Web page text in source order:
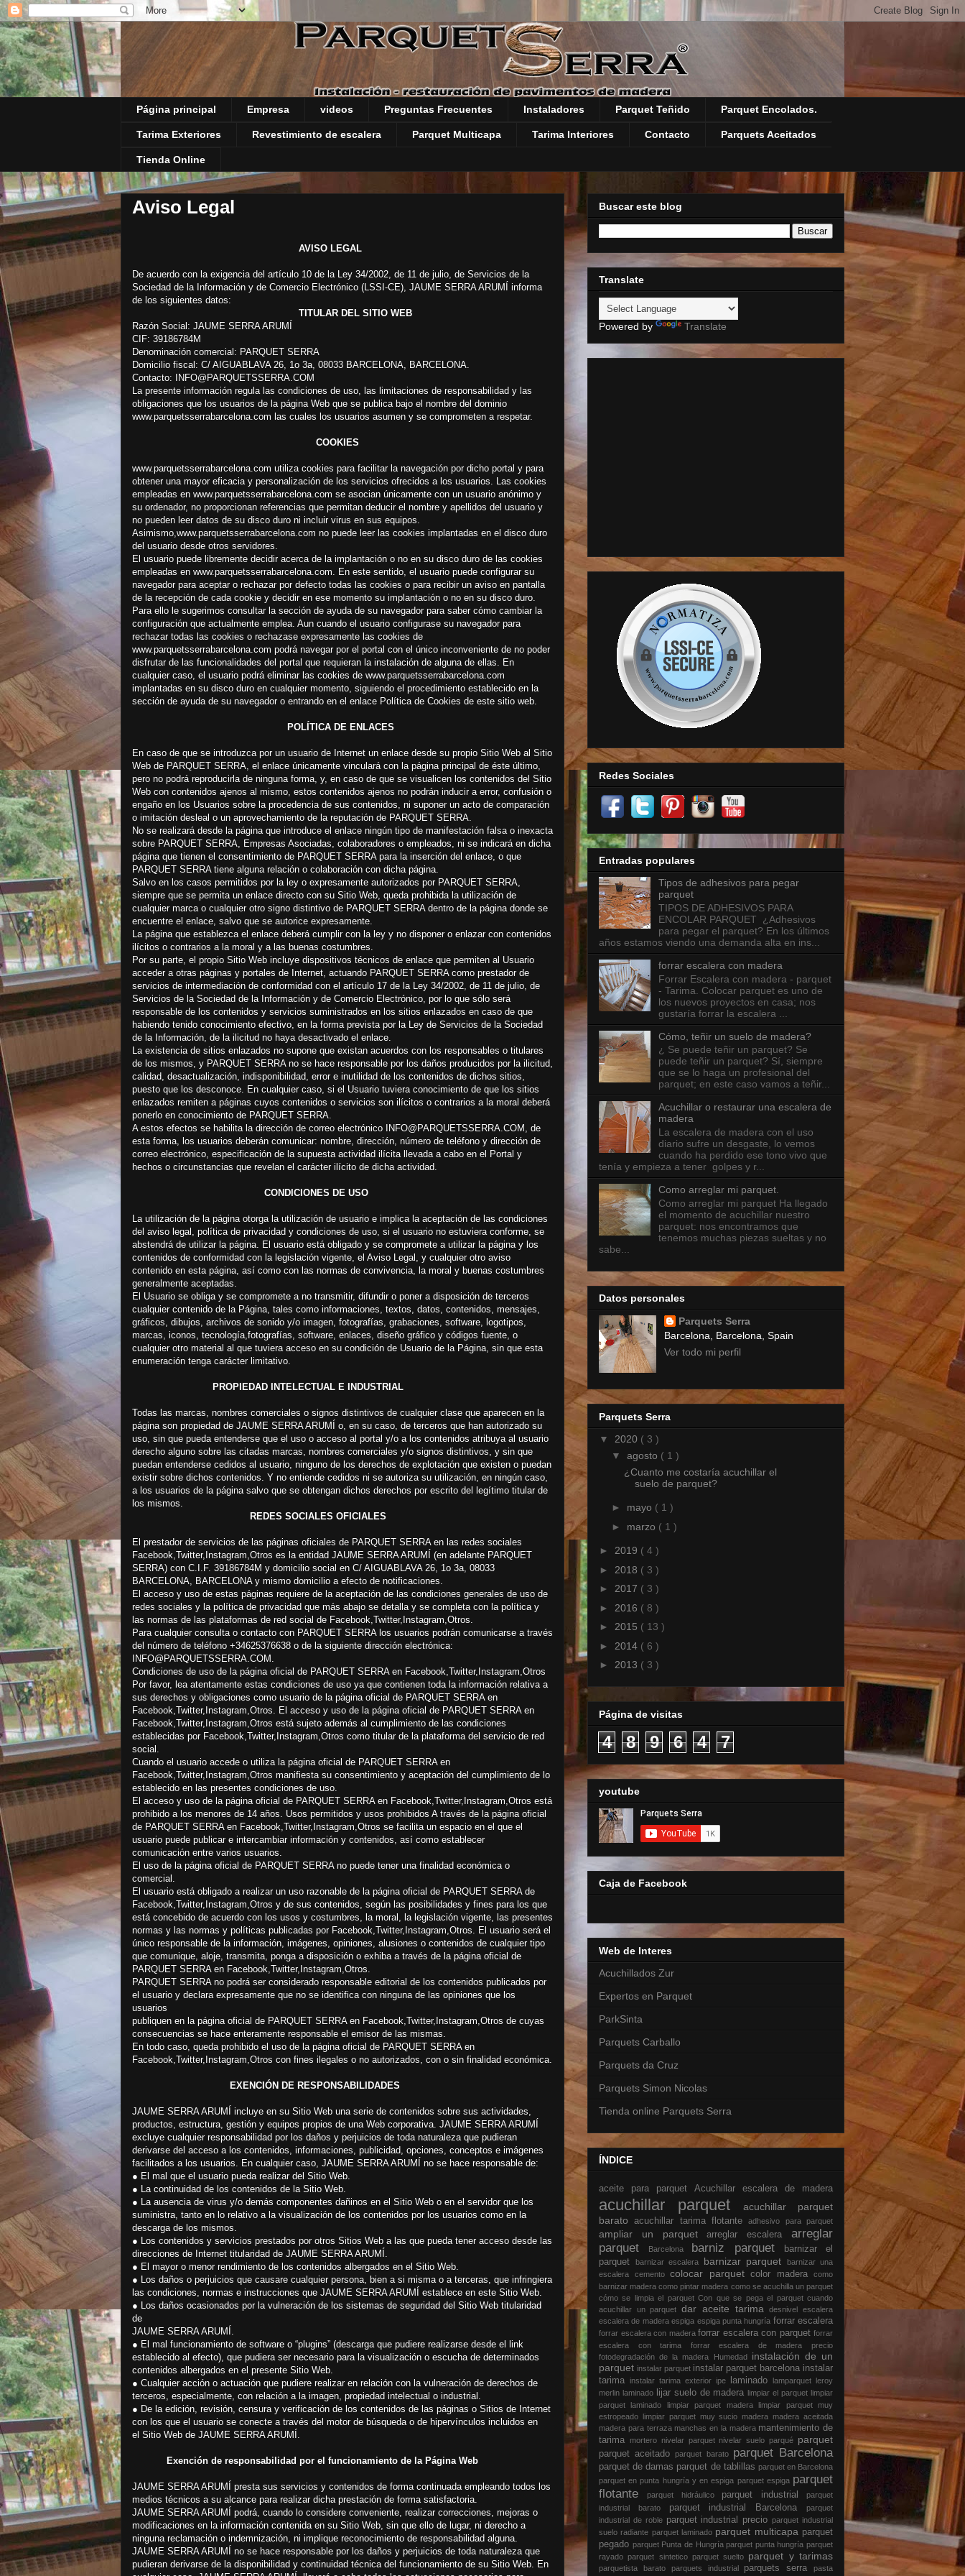
Página principal Empresa videos Preguntas Frecuentes Instaladores Parquet Teñido Parquet Encolados.
Tarima Exteriores Revestimiento de escalera Parquet Multicapa Tarima Interiores Contacto Parquets Aceitados
Tienda Online
Aviso Legal
AVISO LEGAL
De acuerdo con la exigencia del artículo 10 de la Ley 34/2002, de 11 de julio, de Servicios de la
Sociedad de la Información y de Comercio Electrónico (LSSI-CE), JAUME SERRA ARUMÍ informa
de los siguientes datos:
TITULAR DEL SITIO WEB
Razón Social: JAUME SERRA ARUMÍ
CIF: 39186784M
Denominación comercial: PARQUET SERRA
Domicilio fiscal: C/ AIGUABLAVA 26, 1o 3a, 08033 BARCELONA, BARCELONA.
Contacto: INFO@PARQUETSSERRA.COM
La presente información regula las condiciones de uso, las limitaciones de responsabilidad y las
obligaciones que los usuarios de la página Web que se publica bajo el nombre del dominio
www.parquetsserrabarcelona.com las cuales los usuarios asumen y se comprometen a respetar.
COOKIES
www.parquetsserrabarcelona.com utiliza cookies para facilitar la navegación por dicho portal y para
obtener una mayor eficacia y personalización de los servicios ofrecidos a los usuarios. Las cookies
empleadas en www.parquetsserrabarcelona.com se asocian únicamente con un usuario anónimo y
su ordenador, no proporcionan referencias que permitan deducir el nombre y apellidos del usuario y
no pueden leer datos de su disco duro ni incluir virus en sus equipos.
Asimismo,www.parquetsserrabarcelona.com no puede leer las cookies implantadas en el disco duro
del usuario desde otros servidores.
El usuario puede libremente decidir acerca de la implantación o no en su disco duro de las cookies
empleadas en www.parquetsserrabarcelona.com. En este sentido, el usuario puede configurar su
navegador para aceptar o rechazar por defecto todas las cookies o para recibir un aviso en pantalla
de la recepción de cada cookie y decidir en ese momento su implantación o no en su disco duro.
Para ello le sugerimos consultar la sección de ayuda de su navegador para saber cómo cambiar la
configuración que actualmente emplea. Aun cuando el usuario configurase su navegador para
rechazar todas las cookies o rechazase expresamente las cookies de
www.parquetsserrabarcelona.com podrá navegar por el portal con el único inconveniente de no poder
disfrutar de las funcionalidades del portal que requieran la instalación de alguna de ellas. En
cualquier caso, el usuario podrá eliminar las cookies de www.parquetsserrabarcelona.com
implantadas en su disco duro en cualquier momento, siguiendo el procedimiento establecido en la
sección de ayuda de su navegador o entrando en el enlace Política de Cookies de este sitio web.
POLÍTICA DE ENLACES
En caso de que se introduzca por un usuario de Internet un enlace desde su propio Sitio Web al Sitio
Web de PARQUET SERRA, el enlace únicamente vinculará con la página principal de éste último,
pero no podrá reproducirla de ninguna forma, y, en caso de que se visualicen los contenidos del Sitio
Web con contenidos ajenos al mismo, estos contenidos ajenos no podrán inducir a error, confusión o
engaño en los Usuarios sobre la procedencia de sus contenidos, ni suponer un acto de comparación
o imitación desleal o un aprovechamiento de la reputación de PARQUET SERRA.
No se realizará desde la página que introduce el enlace ningún tipo de manifestación falsa o inexacta
sobre PARQUET SERRA, Empresas Asociadas, colaboradores o empleados, ni se indicará en dicha
página que tienen el consentimiento de PARQUET SERRA para la inserción del enlace, o que
PARQUET SERRA tiene alguna relación o colaboración con dicha página.
Salvo en los casos permitidos por la ley o expresamente autorizados por PARQUET SERRA,
siempre que se permita un enlace directo con su Sitio Web, queda prohibida la utilización de
cualquier marca o cualquier otro signo distintivo de PARQUET SERRA dentro de la página donde se
encuentre el enlace, salvo que se autorice expresamente.
La página que establezca el enlace deberá cumplir con la ley y no disponer o enlazar con contenidos
ilícitos o contrarios a la moral y a las buenas costumbres.
Por su parte, el propio Sitio Web incluye dispositivos técnicos de enlace que permiten al Usuario
acceder a otras páginas y portales de Internet, actuando PARQUET SERRA como prestador de
servicios de intermediación de conformidad con el artículo 17 de la Ley 34/2002, de 11 de julio, de
Servicios de la Sociedad de la Información y de Comercio Electrónico, por lo que sólo será
responsable de los contenidos y servicios suministrados en los sitios enlazados en caso de que
habiendo tenido conocimiento efectivo, en la forma prevista por la Ley de Servicios de la Sociedad
de la Información, de la ilicitud no haya desactivado el enlace.
La existencia de sitios enlazados no supone que existan acuerdos con los responsables o titulares
de los mismos, y PARQUET SERRA no se hace responsable por los daños producidos por la ilicitud,
calidad, desactualización, indisponibilidad, error e inutilidad de los contenidos de dichos sitios,
puesto que los desconoce. En cualquier caso, si el Usuario tuviera conocimiento de que los sitios
enlazados remiten a páginas cuyos contenidos o servicios son ilícitos o contrarios a la moral deberá
ponerlo en conocimiento de PARQUET SERRA.
A estos efectos se habilita la dirección de correo electrónico INFO@PARQUETSSERRA.COM, de
esta forma, los usuarios deberán comunicar: nombre, dirección, número de teléfono y dirección de
correo electrónico, especificación de la supuesta actividad ilícita llevada a cabo en el Portal y
hechos o circunstancias que revelan el carácter ilícito de dicha actividad.
CONDICIONES DE USO
La utilización de la página otorga la utilización de usuario e implica la aceptación de las condiciones
del aviso legal, política de privacidad y condiciones de uso, si el usuario no estuviera conforme, se
abstendrá de utilizar la página. El usuario está obligado y se compromete a utilizar la página y los
contenidos de conformidad con la legislación vigente, el Aviso Legal, y cualquier otro aviso
contenido en esta página, así como con las normas de convivencia, la moral y buenas costumbres
generalmente aceptadas.
El Usuario se obliga y se compromete a no transmitir, difundir o poner a disposición de terceros
cualquier contenido de la Página, tales como informaciones, textos, datos, contenidos, mensajes,
gráficos, dibujos, archivos de sonido y/o imagen, fotografías, grabaciones, software, logotipos,
marcas, iconos, tecnología,fotografías, software, enlaces, diseño gráfico y códigos fuente, o
cualquier otro material al que tuviera acceso en su condición de Usuario de la Página, sin que esta
enumeración tenga carácter limitativo.
PROPIEDAD INTELECTUAL E INDUSTRIAL
Todas las marcas, nombres comerciales o signos distintivos de cualquier clase que aparecen en la
página son propiedad de JAUME SERRA ARUMÍ o, en su caso, de terceros que han autorizado su
uso, sin que pueda entenderse que el uso o acceso al portal y/o a los contenidos atribuya al usuario
derecho alguno sobre las citadas marcas, nombres comerciales y/o signos distintivos, y sin que
puedan entenderse cedidos al usuario, ninguno de los derechos de explotación que existen o puedan
existir sobre dichos contenidos. Y no entiende cedidos ni se autoriza su utilización, en ningún caso,
a los usuarios de la página salvo que se obtengan dichos derechos por escrito del legítimo titular de
los mismos.
REDES SOCIALES OFICIALES
El prestador de servicios de las páginas oficiales de PARQUET SERRA en las redes sociales
Facebook,Twitter,Instagram,Otros es la entidad JAUME SERRA ARUMÍ (en adelante PARQUET
SERRA) con C.I.F. 39186784M y domicilio social en C/ AIGUABLAVA 26, 1o 3a, 08033
BARCELONA, BARCELONA y mismo domicilio a efecto de notificaciones.
El acceso y uso de estas páginas requiere de la aceptación de las condiciones generales de uso de
redes sociales y la política de privacidad que más abajo se detalla y se completa con la política y
las normas de las plataformas de red social de Facebook,Twitter,Instagram,Otros.
Para cualquier consulta o contacto con PARQUET SERRA los usuarios podrán comunicarse a través
del número de teléfono +34625376638 o de la siguiente dirección electrónica:
INFO@PARQUETSSERRA.COM.
Condiciones de uso de la página oficial de PARQUET SERRA en Facebook,Twitter,Instagram,Otros
Por favor, lea atentamente estas condiciones de uso ya que contienen toda la información relativa a
sus derechos y obligaciones como usuario de la página oficial de PARQUET SERRA en
Facebook,Twitter,Instagram,Otros. El acceso y uso de la página oficial de PARQUET SERRA en
Facebook,Twitter,Instagram,Otros está sujeto además al cumplimiento de las condiciones
establecidas por Facebook,Twitter,Instagram,Otros como titular de la plataforma del servicio de red
social.
Cuando el usuario accede o utiliza la página oficial de PARQUET SERRA en
Facebook,Twitter,Instagram,Otros manifiesta su consentimiento y aceptación del cumplimiento de lo
establecido en las presentes condiciones de uso.
El acceso y uso de la página oficial de PARQUET SERRA en Facebook,Twitter,Instagram,Otros está
prohibido a los menores de 14 años. Usos permitidos y usos prohibidos A través de la página oficial
de PARQUET SERRA en Facebook,Twitter,Instagram,Otros se facilita un espacio en el que el
usuario puede publicar e intercambiar información y contenidos, así como establecer
comunicación entre varios usuarios.
El uso de la página oficial de PARQUET SERRA no puede tener una finalidad económica o
comercial.
El usuario está obligado a realizar un uso razonable de la página oficial de PARQUET SERRA de
Facebook,Twitter,Instagram,Otros y de sus contenidos, según las posibilidades y fines para los que
está concebido de acuerdo con los usos y costumbres, la moral, la legislación vigente, las presentes
normas y las normas y políticas publicadas por Facebook,Twitter,Instagram,Otros. El usuario será el
único responsable de la información, imágenes, opiniones, alusiones o contenidos de cualquier tipo
que comunique, aloje, transmita, ponga a disposición o exhiba a través de la página oficial de
PARQUET SERRA en Facebook,Twitter,Instagram,Otros.
PARQUET SERRA no podrá ser considerado responsable editorial de los contenidos publicados por
el usuario y declara expresamente que no se identifica con ninguna de las opiniones que los
usuarios
publiquen en la página oficial de PARQUET SERRA en Facebook,Twitter,Instagram,Otros de cuyas
consecuencias se hace enteramente responsable el emisor de las mismas.
En todo caso, queda prohibido el uso de la página oficial de PARQUET SERRA en
Facebook,Twitter,Instagram,Otros con fines ilegales o no autorizados, con o sin finalidad económica.
EXENCIÓN DE RESPONSABILIDADES
JAUME SERRA ARUMÍ incluye en su Sitio Web una serie de contenidos sobre sus actividades,
productos, estructura, gestión y equipos propios de una Web corporativa. JAUME SERRA ARUMÍ
excluye cualquier responsabilidad por los daños y perjuicios de toda naturaleza que pudieran
derivarse del acceso a los contenidos, informaciones, publicidad, opciones, conceptos e imágenes
facilitados a los usuarios. En cualquier caso, JAUME SERRA ARUMÍ no se hace responsable de:
● El mal que el usuario pueda realizar del Sitio Web.
● La continuidad de los contenidos de la Sitio Web.
● La ausencia de virus y/o demás componentes dañinos en el Sitio Web o en el servidor que los
suministra, tanto en lo relativo a la visualización de los contenidos por los usuarios como en la
descarga de los mismos.
● Los contenidos y servicios prestados por otros Sitios Web a las que pueda tener acceso desde las
direcciones de Internet titularidad de JAUME SERRA ARUMÍ.
● El mayor o menor rendimiento de los contenidos albergados en el Sitio Web.
● Los daños o perjuicios que causare cualquier persona, bien a si misma o a terceras, que infringiera
las condiciones, normas e instrucciones que JAUME SERRA ARUMÍ establece en este Sitio Web.
● Los daños ocasionados por la vulneración de los sistemas de seguridad del Sitio Web titularidad
de
JAUME SERRA ARUMÍ.
● El mal funcionamiento de software o “plugins” (descarga que pudiere realizarse desde el link
establecido al efecto), que pudiera ser necesario para la visualización o escucha de determinados
contenidos albergados en el presente Sitio Web.
● Cualquier acción o actuación que pudiere realizar en relación con la vulneración de derechos de
terceros, especialmente, con relación a la imagen, propiedad intelectual o industrial.
● De la edición, revisión, censura y verificación de los contenidos de las páginas o Sitios de Internet
con los que el usuario se conecte a través del motor de búsqueda o de hipervínculos incluidos en
el Sitio Web de JAUME SERRA ARUMÍ.
Exención de responsabilidad por el funcionamiento de la Página Web
JAUME SERRA ARUMÍ presta sus servicios y contenidos de forma continuada empleando todos los
medios técnicos a su alcance para realizar dicha prestación de forma satisfactoria.
JAUME SERRA ARUMÍ podrá, cuando lo considere conveniente, realizar correcciones, mejoras o
modificaciones en la información contenida en su Sitio Web, sin que ello de lugar, ni derecho a
ninguna reclamación o indemnización, ni implique reconocimiento de responsabilidad alguna.
JAUME SERRA ARUMÍ no se hace responsable por los daños y perjuicios de toda naturaleza que
pudieran derivarse de la disponibilidad y continuidad técnica del funcionamiento de su Sitio Web. En
Buscar este blog
Translate
Powered by Translate
Redes Sociales
Entradas populares
Tipos de adhesivos para pegar
parquet
TIPOS DE ADHESIVOS PARA
ENCOLAR PARQUET ¿Adhesivos
para pegar el parquet? En los últimos
años estamos viendo una demanda alta en ins...
forrar escalera con madera
Forrar Escalera con madera - parquet
- Tarima. Colocar parquet es uno de
los nuevos proyectos en casa; nos
gustaría forrar la escalera ...
Cómo, teñir un suelo de madera?
¿ Se puede teñir un parquet? Se
puede teñir un parquet? Sí, siempre
que se lo haga un profesional del
parquet; en este caso vamos a teñir...
Acuchillar o restaurar una escalera de
madera
La escalera de madera con el uso
diario sufre un desgaste, lo vemos
cuando ha perdido ese tono vivo que
tenía y empieza a tener golpes y r...
Como arreglar mi parquet.
Como arreglar mi parquet Ha llegado
el momento de acuchillar nuestro
parquet: nos encontramos que
tenemos muchas piezas sueltas y no
sabe...
Datos personales
Parquets Serra
Barcelona, Barcelona, Spain
Ver todo mi perfil
Parquets Serra
▼ 2020 ( 3 )
▼ agosto ( 1 )
¿Cuanto me costaría acuchillar el
suelo de parquet?
► mayo ( 1 )
► marzo ( 1 )
► 2019 ( 4 )
► 2018 ( 3 )
► 2017 ( 3 )
► 2016 ( 8 )
► 2015 ( 13 )
► 2014 ( 6 )
► 2013 ( 3 )
Página de visitas
4 8 9 6 4 7
youtube
Caja de Facebook
Web de Interes
Acuchillados Zur
Expertos en Parquet
ParkSinta
Parquets Carballo
Parquets da Cruz
Parquets Simon Nicolas
Tienda online Parquets Serra
ÍNDICE
aceite para parquet Acuchillar escalera de madera
acuchillar parquet
acuchillar parquet
baratoacuchillar tarima flotanteadhesivo para parquet
ampliar un parquetarreglar escaleraarreglar
parquet
Barcelona barniz parquet
barnizar el
parquet
barnizar escalera barnizar parquet
barnizar una
escalera cemento colocar parquet color madera como
barnizar maderacomo pintar madera como se acuchilla un parquet
cómo se limpia el parquetCon que se pega el parquetcuando
acuchillar un parquetdar aceite tarimadesnivelescalera
escalera de maderaespiga espiga punta hungría forrar escalera
forrar escalera con madera forrar escalera con parquet forrar
escalera con tarima forrar escalera de madera precio
fotodegradación de la madera
Humedad instalación de un
parquet instalar parquet instalar parquet barcelona instalar
tarima instalar tarima exterior ipe laminado lamparquet leroy
merlin laminado
lijar suelo de maderalimpiar el parquetlimpiar
parquet laminado limpiar parquet maderalimpiar parquet muy
estropeado limpiar parquet muy sucio madera madera aceitada
madera para terraza manchas en la madera mantenimiento de
tarima
mortero nivelar parquet nivelar sueloparqué parquet
parquet aceitadoparquet barato parquet Barcelona
parquet de damas parquet de tablillas parquet en Barcelona
parquet en punta hungría y en espiga parquet espiga parquet
flotanteparquet hidráulico parquet industrialparquet
industrial barato
parquet industrial Barcelonaparquet
industrial de roble parquet industrial precioparquet industrial
suelo radiante parquet laminado parquet multicapa parquet
pegado parquet Punta de Hungríaparquet punta hungría parquet
rayadoparquet sintetico parquet suelto parquet y tarimas
parquetista barato parquets industrial parquets serrapasta